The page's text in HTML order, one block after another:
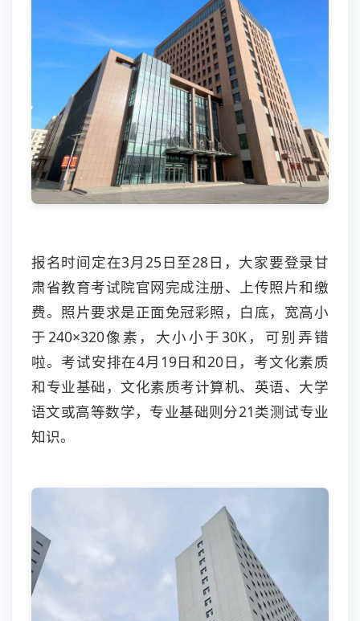
报名时间定在3月25日至28日，大家要登录甘
肃省教育考试院官网完成注册、上传照片和缴
费。照片要求是正面免冠彩照，白底，宽高小
于240×320像素，大小小于30K，可别弄错
啦。考试安排在4月19日和20日，考文化素质
和专业基础，文化素质考计算机、英语、大学
语文或高等数学，专业基础则分21类测试专业
知识。